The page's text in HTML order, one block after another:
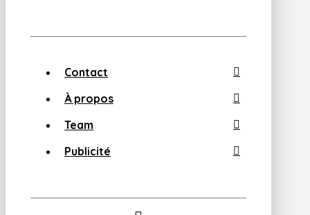
Contact
À propos
Team
Publicité